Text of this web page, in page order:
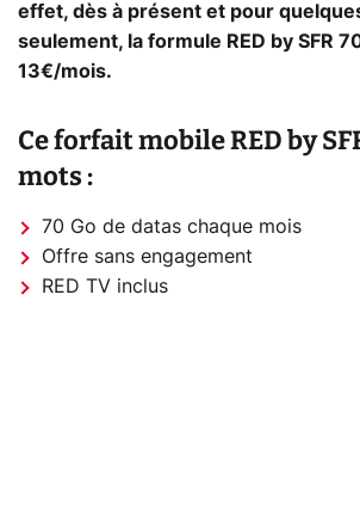
effet, dès à présent et pour
seulement, la formule RED by SFR
13€/mois.
Ce forfait mobile RED by
mots :
70 Go de datas chaque mois
Offre sans engagement
RED TV inclus